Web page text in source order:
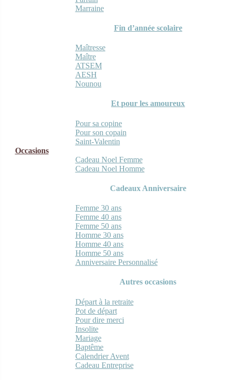
Marraine
Fin d’année scolaire
Maîtresse
Maître
ATSEM
AESH
Nounou
Et pour les amoureux
Pour sa copine
Pour son copain
Saint-Valentin
Occasions
Cadeau Noel Femme
Cadeau Noel Homme
Cadeaux Anniversaire
Femme 30 ans
Femme 40 ans
Femme 50 ans
Homme 30 ans
Homme 40 ans
Homme 50 ans
Anniversaire Personnalisé
Autres occasions
Départ à la retraite
Pot de départ
Pour dire merci
Insolite
Mariage
Baptême
Calendrier Avent
Cadeau Entreprise